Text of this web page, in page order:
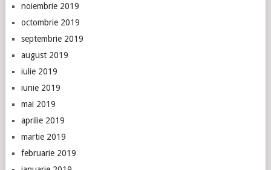
noiembrie 2019
octombrie 2019
septembrie 2019
august 2019
iulie 2019
iunie 2019
mai 2019
aprilie 2019
martie 2019
februarie 2019